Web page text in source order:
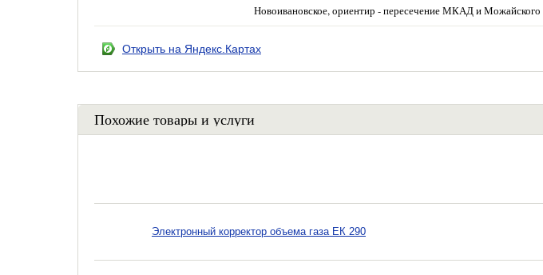
Новоивановское, ориентир - пересечение МКАД и
Открыть на Яндекс.Картах
Похожие товары и услуги
Электронный корректор объема газа ЕК 290